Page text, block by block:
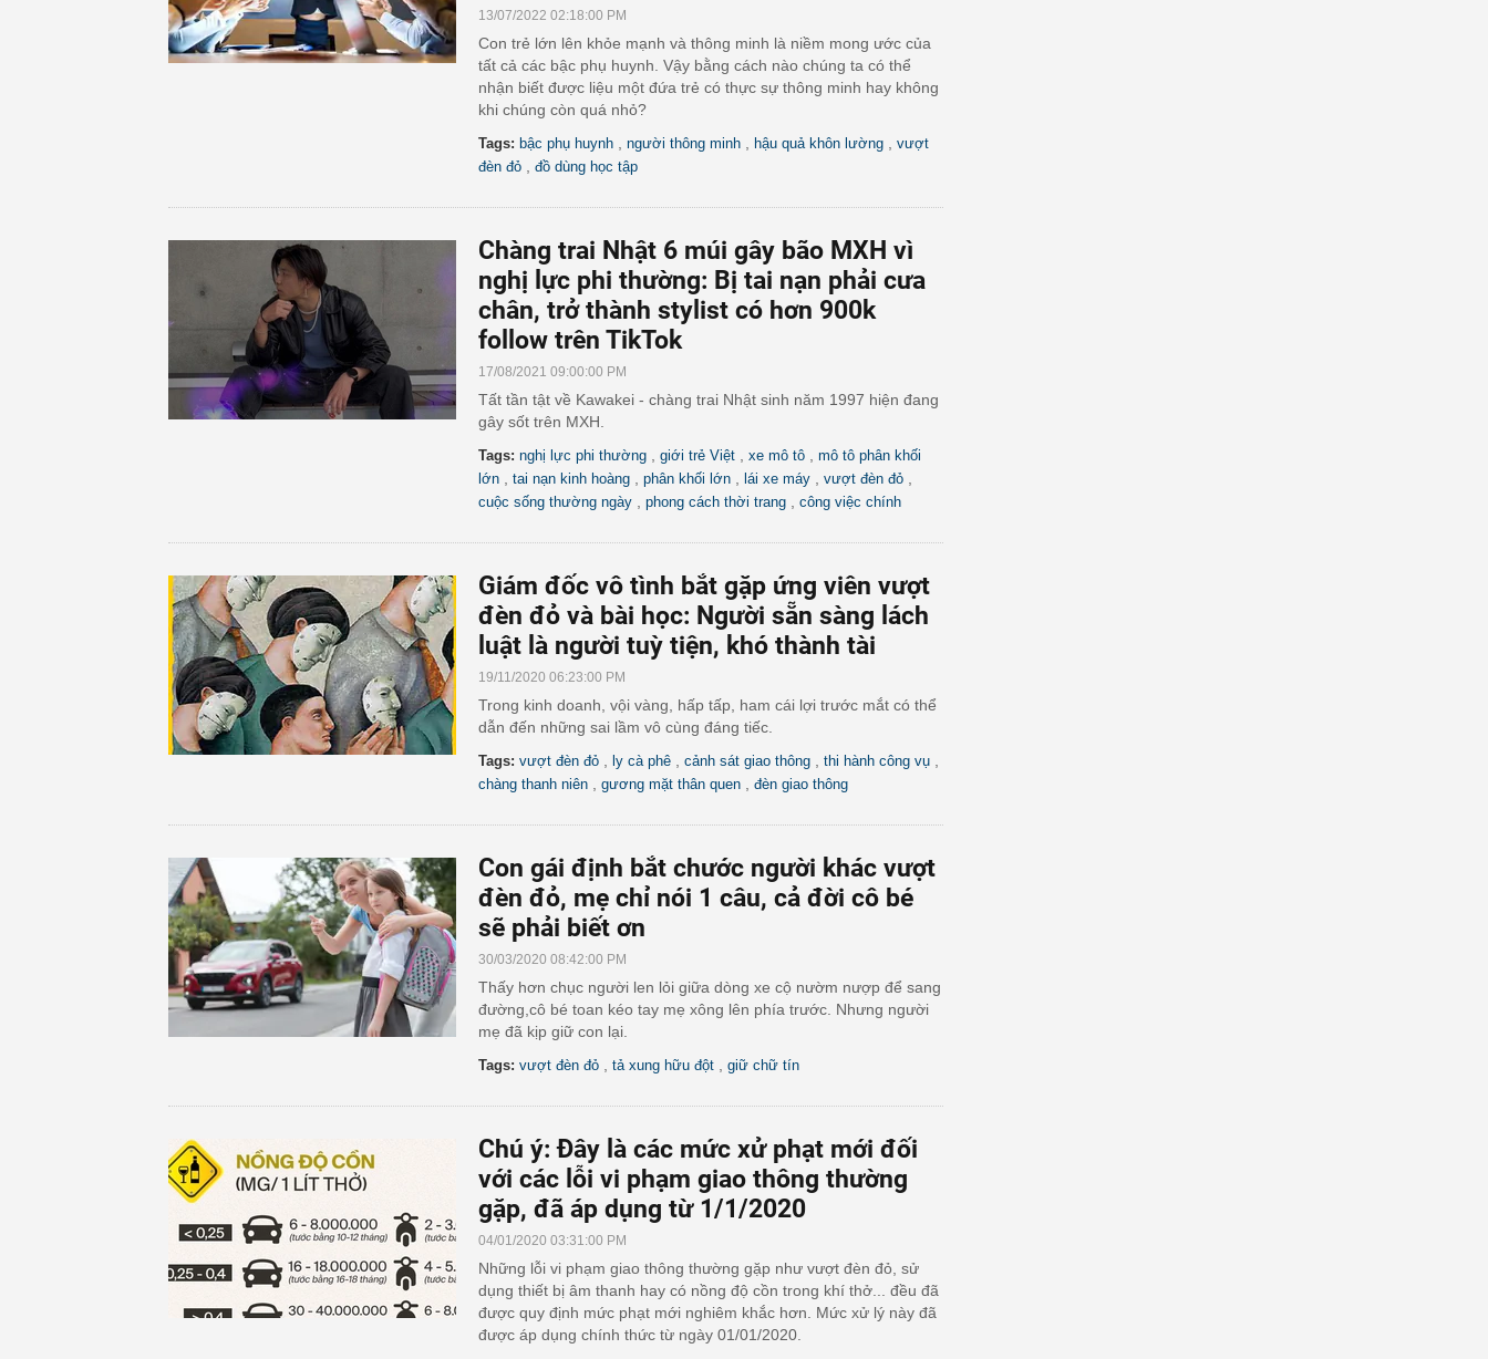
13/07/2022 02:18:00 PM
Con trẻ lớn lên khỏe mạnh và thông minh là niềm mong ước của
tất cả các bậc phụ huynh. Vậy bằng cách nào chúng ta có thể
nhận biết được liệu một đứa trẻ có thực sự thông minh hay không
khi chúng còn quá nhỏ?
Tags: bậc phụ huynh người thông minh hậu quả khôn lường
vượt
đèn đỏ
đồ dùng học tập
Chàng trai Nhật 6 múi gây bão MXH vì
nghị lực phi thường: Bị tai nạn phải cưa
chân, trở thành stylist có hơn 900k
follow trên TikTok
17/08/2021 09:00:00 PM
Tất tần tật về Kawakei - chàng trai Nhật sinh năm 1997 hiện đang
gây sốt trên MXH.
Tags: nghị lực phi thường giới trẻ Việt xe mô tô
mô tô phân khối
lớn
tai nạn kinh hoàng phân khối lớn lái xe máy vượt đèn đỏ
cuộc sống thường ngày phong cách thời trang công việc chính
Giám đốc vô tình bắt gặp ứng viên vượt
đèn đỏ và bài học: Người sẵn sàng lách
luật là người tuỳ tiện, khó thành tài
19/11/2020 06:23:00 PM
Trong kinh doanh, vội vàng, hấp tấp, ham cái lợi trước mắt có thể
dẫn đến những sai lầm vô cùng đáng tiếc.
Tags: vượt đèn đỏ ly cà phê cảnh sát giao thông thi hành công vụ
chàng thanh niên gương mặt thân quen đèn giao thông
Con gái định bắt chước người khác vượt
đèn đỏ, mẹ chỉ nói 1 câu, cả đời cô bé
sẽ phải biết ơn
30/03/2020 08:42:00 PM
Thấy hơn chục người len lỏi giữa dòng xe cộ nườm nượp để sang
đường,cô bé toan kéo tay mẹ xông lên phía trước. Nhưng người
mẹ đã kịp giữ con lại.
Tags: vượt đèn đỏ tả xung hữu đột giữ chữ tín
Chú ý: Đây là các mức xử phạt mới đối
với các lỗi vi phạm giao thông thường
gặp, đã áp dụng từ 1/1/2020
04/01/2020 03:31:00 PM
Những lỗi vi phạm giao thông thường gặp như vượt đèn đỏ, sử
dụng thiết bị âm thanh hay có nồng độ cồn trong khí thở... đều đã
được quy định mức phạt mới nghiêm khắc hơn. Mức xử lý này đã
được áp dụng chính thức từ ngày 01/01/2020.